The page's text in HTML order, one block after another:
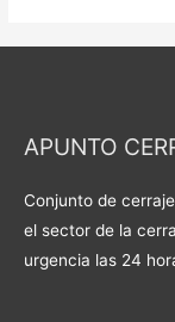
APUNTO
Conjunto de
el sector de la
urgencia las 24